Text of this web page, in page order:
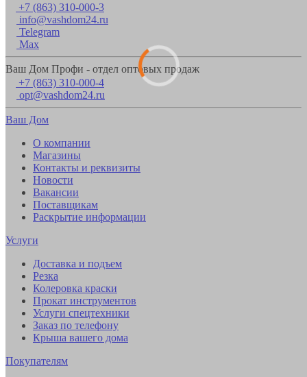
+7 (863) 310-000-3
info@vashdom24.ru
Telegram
Max
Ваш Дом Профи - отдел оптовых продаж
+7 (863) 310-000-4
opt@vashdom24.ru
Ваш Дом
О компании
Магазины
Контакты и реквизиты
Новости
Вакансии
Поставщикам
Раскрытие информации
Услуги
Доставка и подъем
Резка
Колеровка краски
Прокат инструментов
Услуги спецтехники
Заказ по телефону
Крыша вашего дома
Покупателям